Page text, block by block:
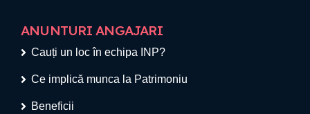
ANUNTURI ANGAJARI
Cauți un loc în echipa INP?
Ce implică munca la Patrimoniu
Beneficii